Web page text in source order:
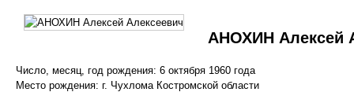
АНОХИН Алексей
Число, месяц, год рождения: 6 октября 1960 года
Место рождения: г. Чухлома Костромской области